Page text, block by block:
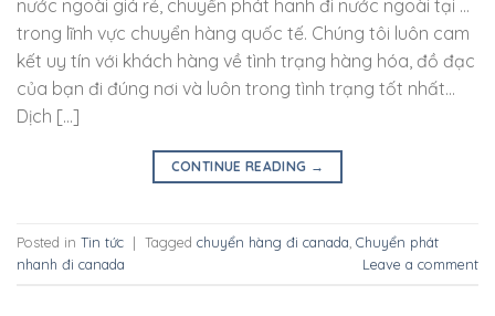
nước ngoài giá rẻ, chuyển phát hanh đi nước ngoài tại …
trong lĩnh vực chuyển hàng quốc tế. Chúng tôi luôn cam
kết uy tín với khách hàng về tình trạng hàng hóa, đồ đạc
của bạn đi đúng nơi và luôn trong tình trạng tốt nhất…
Dịch […]
CONTINUE READING →
Posted in Tin tức | Tagged chuyển hàng đi canada, Chuyển phát
nhanh đi canada
Leave a comment